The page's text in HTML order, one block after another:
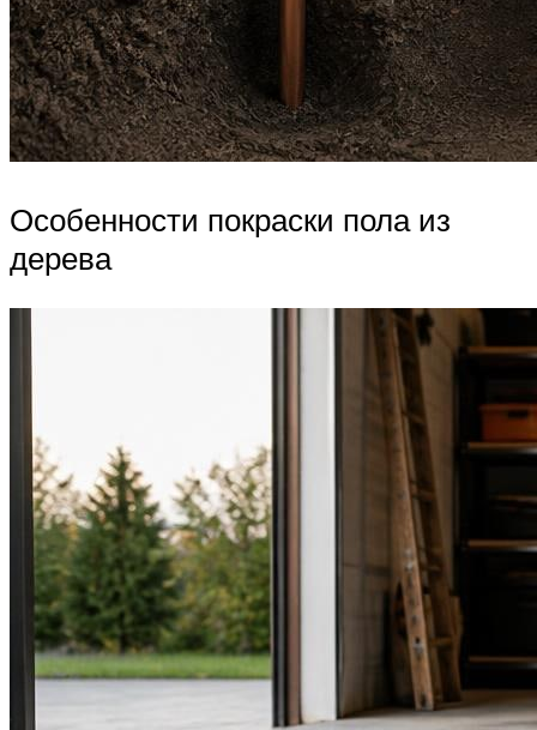
Особенности покраски пола из
дерева